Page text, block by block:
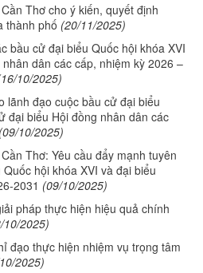
Thơ cho ý kiến, quyết định
thành phố (20/11/2025)
bầu cử đại biểu Quốc hội khóa XVI
dân các cấp, nhiệm kỳ 2026 –
10/2025)
lãnh đạo cuộc bầu cử đại biểu
đại biểu Hội đồng nhân dân các
(09/10/2025)
Thơ: Yêu cầu đẩy mạnh tuyên
hội khóa XVI và đại biểu
2031 (09/10/2025)
pháp thực hiện hiệu quả chính
10/2025)
đạo thực hiện nhiệm vụ trọng tâm
2025)